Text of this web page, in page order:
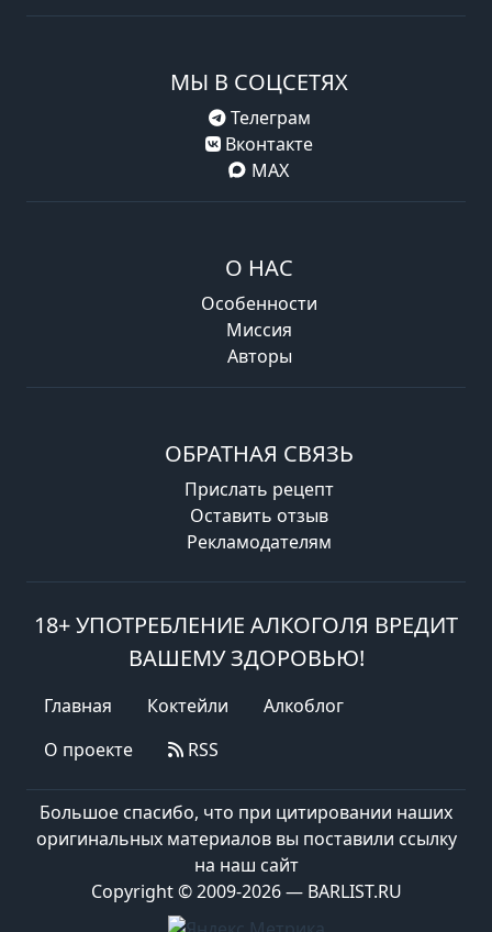
МЫ В СОЦСЕТЯХ
Телеграм
Вконтакте
MAX
О НАС
Особенности
Миссия
Авторы
ОБРАТНАЯ СВЯЗЬ
Прислать рецепт
Оставить отзыв
Рекламодателям
18+ УПОТРЕБЛЕНИЕ АЛКОГОЛЯ ВРЕДИТ
ВАШЕМУ ЗДОРОВЬЮ!
Главная Коктейли
Алкоблог
О проекте
RSS
Большое спасибо, что при цитировании наших
оригинальных материалов вы поставили ссылку
на наш сайт
Copyright © 2009-2026 — BARLIST.RU